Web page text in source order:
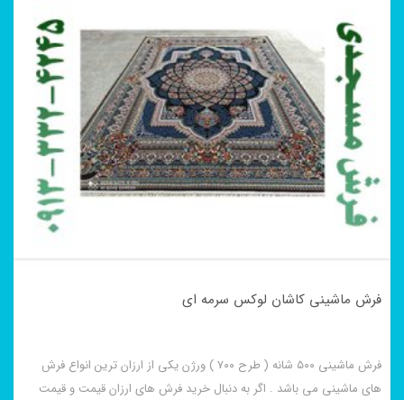
فرش ماشینی کاشان لوکس سرمه ای
فرش ماشینی ۵۰۰ شانه ( طرح ۷۰۰ ) ورژن یکی از ارزان ترین انواع فرش
های ماشینی می باشد . اگر به دنبال خرید فرش های ارزان قیمت و قیمت